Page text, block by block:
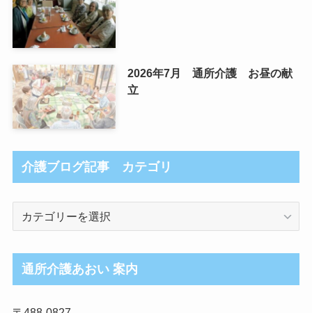
2026年7月 通所介護 お昼の献
立
介護ブログ記事 カテゴリ
ロ
グ
通所介護あおい 案内